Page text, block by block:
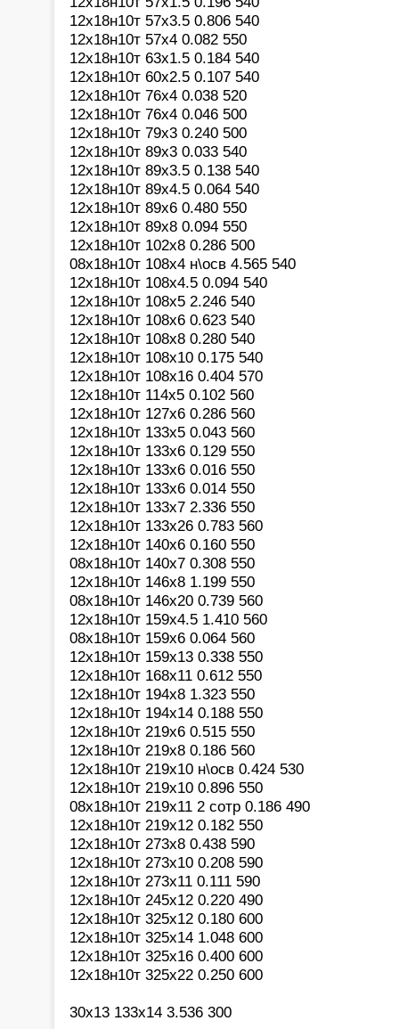
12х18н10т 57х3.5 0.806 540
12х18н10т 57х4 0.082 550
12х18н10т 63х1.5 0.184 540
12х18н10т 60х2.5 0.107 540
12х18н10т 76х4 0.038 520
12х18н10т 76х4 0.046 500
12х18н10т 79х3 0.240 500
12х18н10т 89х3 0.033 540
12х18н10т 89х3.5 0.138 540
12х18н10т 89х4.5 0.064 540
12х18н10т 89х6 0.480 550
12х18н10т 89х8 0.094 550
12х18н10т 102х8 0.286 500
08х18н10т 108х4 н\осв 4.565 540
12х18н10т 108х4.5 0.094 540
12х18н10т 108х5 2.246 540
12х18н10т 108х6 0.623 540
12х18н10т 108х8 0.280 540
12х18н10т 108х10 0.175 540
12х18н10т 108х16 0.404 570
12х18н10т 114х5 0.102 560
12х18н10т 127х6 0.286 560
12х18н10т 133х5 0.043 560
12х18н10т 133х6 0.129 550
12х18н10т 133х6 0.016 550
12х18н10т 133х6 0.014 550
12х18н10т 133х7 2.336 550
12х18н10т 133х26 0.783 560
12х18н10т 140х6 0.160 550
08х18н10т 140х7 0.308 550
12х18н10т 146х8 1.199 550
08х18н10т 146х20 0.739 560
12х18н10т 159х4.5 1.410 560
08х18н10т 159х6 0.064 560
12х18н10т 159х13 0.338 550
12х18н10т 168х11 0.612 550
12х18н10т 194х8 1.323 550
12х18н10т 194х14 0.188 550
12х18н10т 219х6 0.515 550
12х18н10т 219х8 0.186 560
12х18н10т 219х10 н\осв 0.424 530
12х18н10т 219х10 0.896 550
08х18н10т 219х11 2 сотр 0.186 490
12х18н10т 219х12 0.182 550
12х18н10т 273х8 0.438 590
12х18н10т 273х10 0.208 590
12х18н10т 273х11 0.111 590
12х18н10т 245х12 0.220 490
12х18н10т 325х12 0.180 600
12х18н10т 325х14 1.048 600
12х18н10т 325х16 0.400 600
12х18н10т 325х22 0.250 600
30х13 133х14 3.536 300